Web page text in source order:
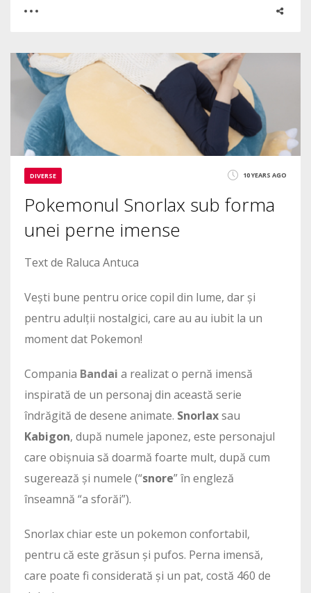
0
DIVERSE 10 YEARS AGO
Pokemonul Snorlax sub forma
unei perne imense
Text de Raluca Antuca
Vești bune pentru orice copil din lume, dar și
pentru adulții nostalgici, care au au iubit la un
moment dat Pokemon!
Compania Bandai a realizat o pernă imensă
inspirată de un personaj din această serie
îndrăgită de desene animate. Snorlaxsau
Kabigon, după numele japonez, este personajul
care obișnuia să doarmă foarte mult, după cum
sugerează și numele (“snore” în engleză
înseamnă “a sforăi”).
Snorlax chiar este un pokemon confortabil,
pentru că este grăsun și pufos. Perna imensă,
care poate fi considerată și un pat, costă 460 de